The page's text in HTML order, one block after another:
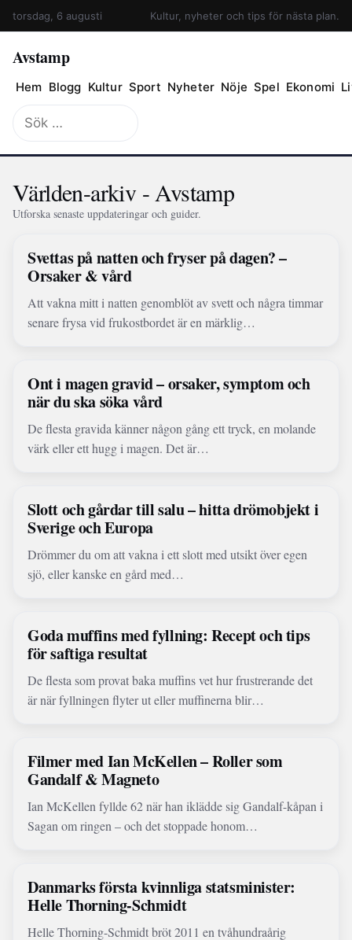
torsdag, 6 augusti Kultur, nyheter och tips för nästa plan.
Avstamp
Hem Blogg Kultur Sport Nyheter Nöje Spel Ekonomi
Sök
efter:
Världen-arkiv - Avstamp
Utforska senaste uppdateringar och guider.
Svettas på natten och fryser på dagen? –
Orsaker & vård
Att vakna mitt i natten genomblöt av svett och några timmar
senare frysa vid frukostbordet är en märklig…
Ont i magen gravid – orsaker, symptom och
när du ska söka vård
De flesta gravida känner någon gång ett tryck, en molande
värk eller ett hugg i magen. Det är…
Slott och gårdar till salu – hitta drömobjekt i
Sverige och Europa
Drömmer du om att vakna i ett slott med utsikt över egen
sjö, eller kanske en gård med…
Goda muffins med fyllning: Recept och tips
för saftiga resultat
De flesta som provat baka muffins vet hur frustrerande det
är när fyllningen flyter ut eller muffinerna blir…
Filmer med Ian McKellen – Roller som
Gandalf & Magneto
Ian McKellen fyllde 62 när han iklädde sig Gandalf-kåpan i
Sagan om ringen – och det stoppade honom…
Danmarks första kvinnliga statsminister:
Helle Thorning-Schmidt
Helle Thorning-Schmidt bröt 2011 en tvåhundraårig